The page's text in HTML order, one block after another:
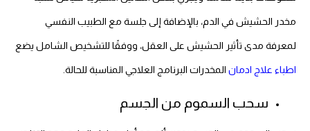
مخدر الحشيش في الدم، بالإضافة إلى جلسة مع الطبيب النفسي
لمعرفة مدى تأثير الحشيش على العقل، ووفقًا للتشخيص الشامل يضع
اطباء علاج ادمان المخدرات البرنامج العلاجي المناسبة للحالة.
سحب السموم من الجسم